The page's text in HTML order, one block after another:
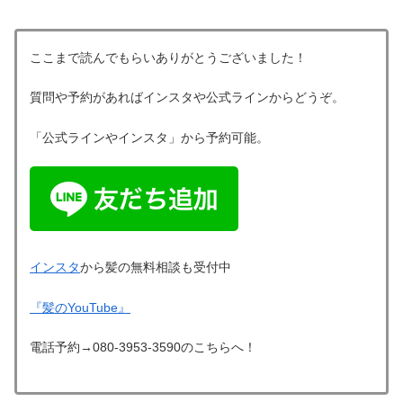
ここまで読んでもらいありがとうございました！
質問や予約があればインスタや公式ラインからどうぞ。
「公式ラインやインスタ」から予約可能。
インスタから髪の無料相談も受付中
『髪のYouTube』
電話予約→080-3953-3590のこちらへ！